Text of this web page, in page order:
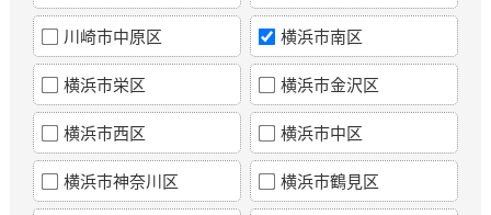
川崎市中原区 横浜市南区
横浜市栄区 横浜市金沢区
横浜市西区 横浜市中区
横浜市神奈川区 横浜市鶴見区